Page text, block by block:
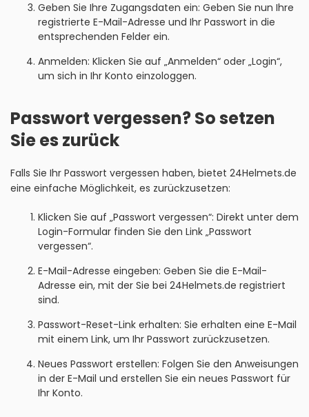
Geben Sie Ihre Zugangsdaten ein: Geben Sie nun Ihre
registrierte E-Mail-Adresse und Ihr Passwort in die
entsprechenden Felder ein.
Anmelden: Klicken Sie auf „Anmelden“ oder „Login“,
um sich in Ihr Konto einzologgen.
Passwort vergessen? So setzen
Sie es zurück
Falls Sie Ihr Passwort vergessen haben, bietet 24Helmets.de
eine einfache Möglichkeit, es zurückzusetzen:
Klicken Sie auf „Passwort vergessen“: Direkt unter dem
Login-Formular finden Sie den Link „Passwort
vergessen“.
E-Mail-Adresse eingeben: Geben Sie die E-Mail-
Adresse ein, mit der Sie bei 24Helmets.de registriert
sind.
Passwort-Reset-Link erhalten: Sie erhalten eine E-Mail
mit einem Link, um Ihr Passwort zurückzusetzen.
Neues Passwort erstellen: Folgen Sie den Anweisungen
in der E-Mail und erstellen Sie ein neues Passwort für
Ihr Konto.